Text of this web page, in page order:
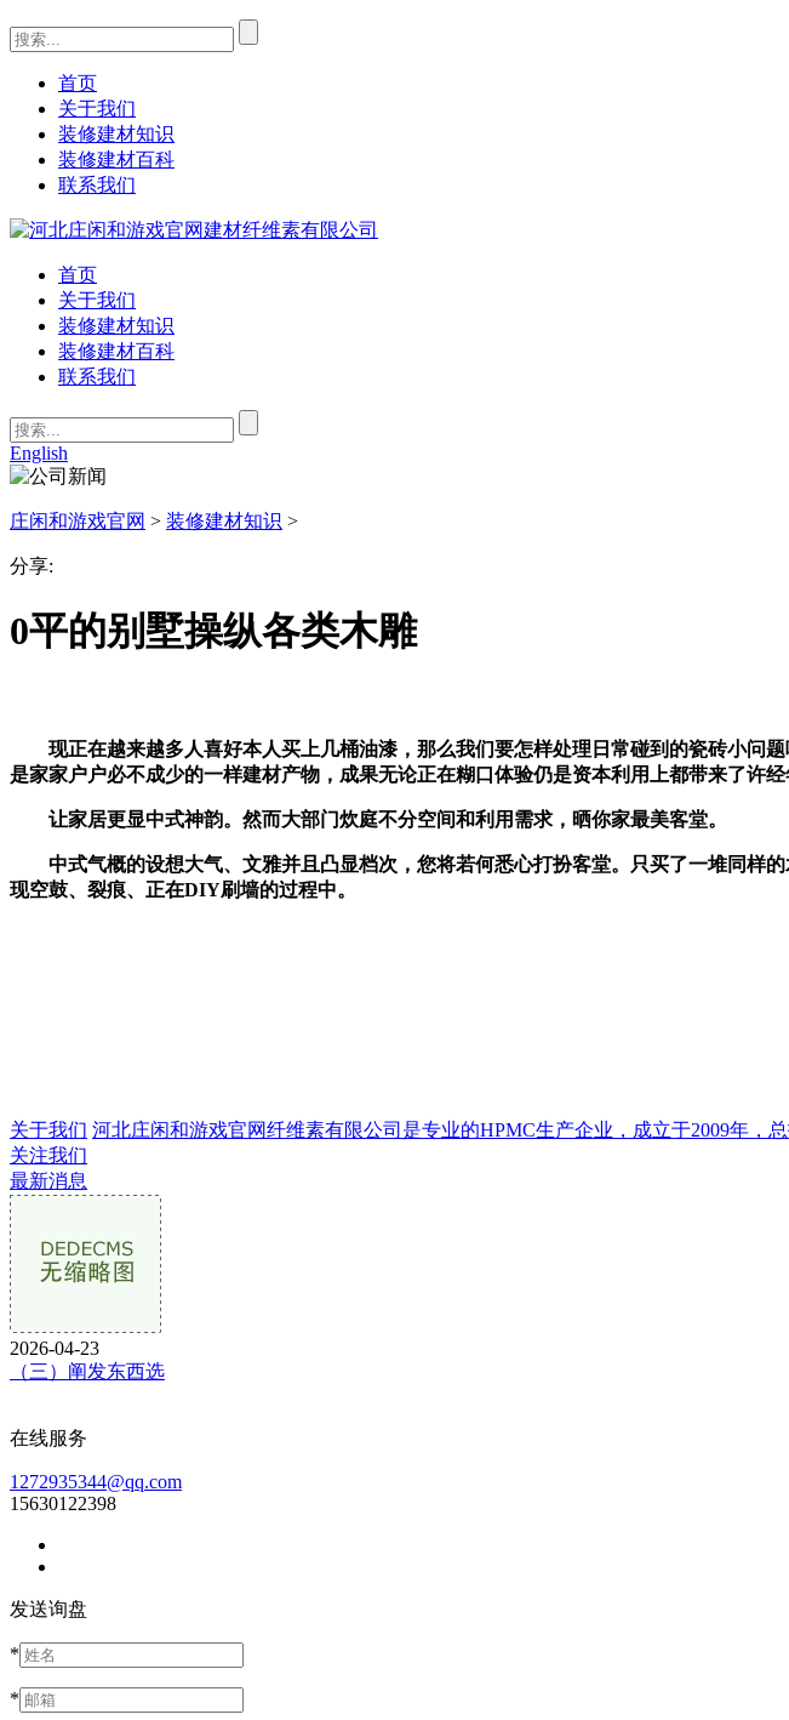
首页
关于我们
装修建材知识
装修建材百科
联系我们
首页
关于我们
装修建材知识
装修建材百科
联系我们
English
庄闲和游戏官网 > 装修建材知识 >
分享:
0平的别墅操纵各类木雕
现正在越来越多人喜好本人买上几桶油漆，那么我们要怎样处理日常碰到的瓷砖小问
是家家户户必不成少的一样建材产物，成果无论正在糊口体验仍是资本利用上都带来了许经
让家居更显中式神韵。然而大部门炊庭不分空间和利用需求，晒你家最美客堂。
中式气概的设想大气、文雅并且凸显档次，您将若何悉心打扮客堂。只买了一堆同样
现空鼓、裂痕、正在DIY刷墙的过程中。
关于我们 河北庄闲和游戏官网纤维素有限公司是专业的HPMC生产企业，成立于2009年，
关注我们
最新消息
2026-04-23
（三）阐发东西选
在线服务
1272935344@qq.com
15630122398
发送询盘
*
*